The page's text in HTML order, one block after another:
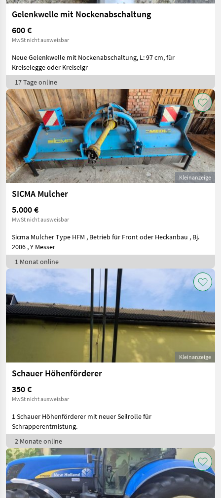
Gelenkwelle mit Nockenabschaltung
600 €
MwSt nicht ausweisbar
Neue Gelenkwelle mit Nockenabschaltung, L: 97 cm, für
Kreiselegge oder Kreiselgr
17 Tage online
Kleinanzeige
SICMA Mulcher
5.000 €
MwSt nicht ausweisbar
Sicma Mulcher Type HFM , Betrieb für Front oder Heckanbau , Bj.
2006 , Y Messer
1 Monat online
Kleinanzeige
Schauer Höhenförderer
350 €
MwSt nicht ausweisbar
1 Schauer Höhenförderer mit neuer Seilrolle für
Schrapperentmistung.
2 Monate online